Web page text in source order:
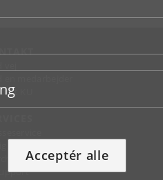
Acceptér alle
KU